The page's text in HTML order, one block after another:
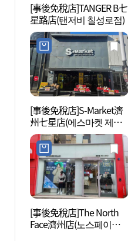
[事後免稅店]TANGER B七
星路店(탠저비 칠성로점)
[事後免稅店]S-Market濟
州七星店(에스마켓 제주
칠성점)
[事後免稅店]The North
Face濟州店(노스페이스